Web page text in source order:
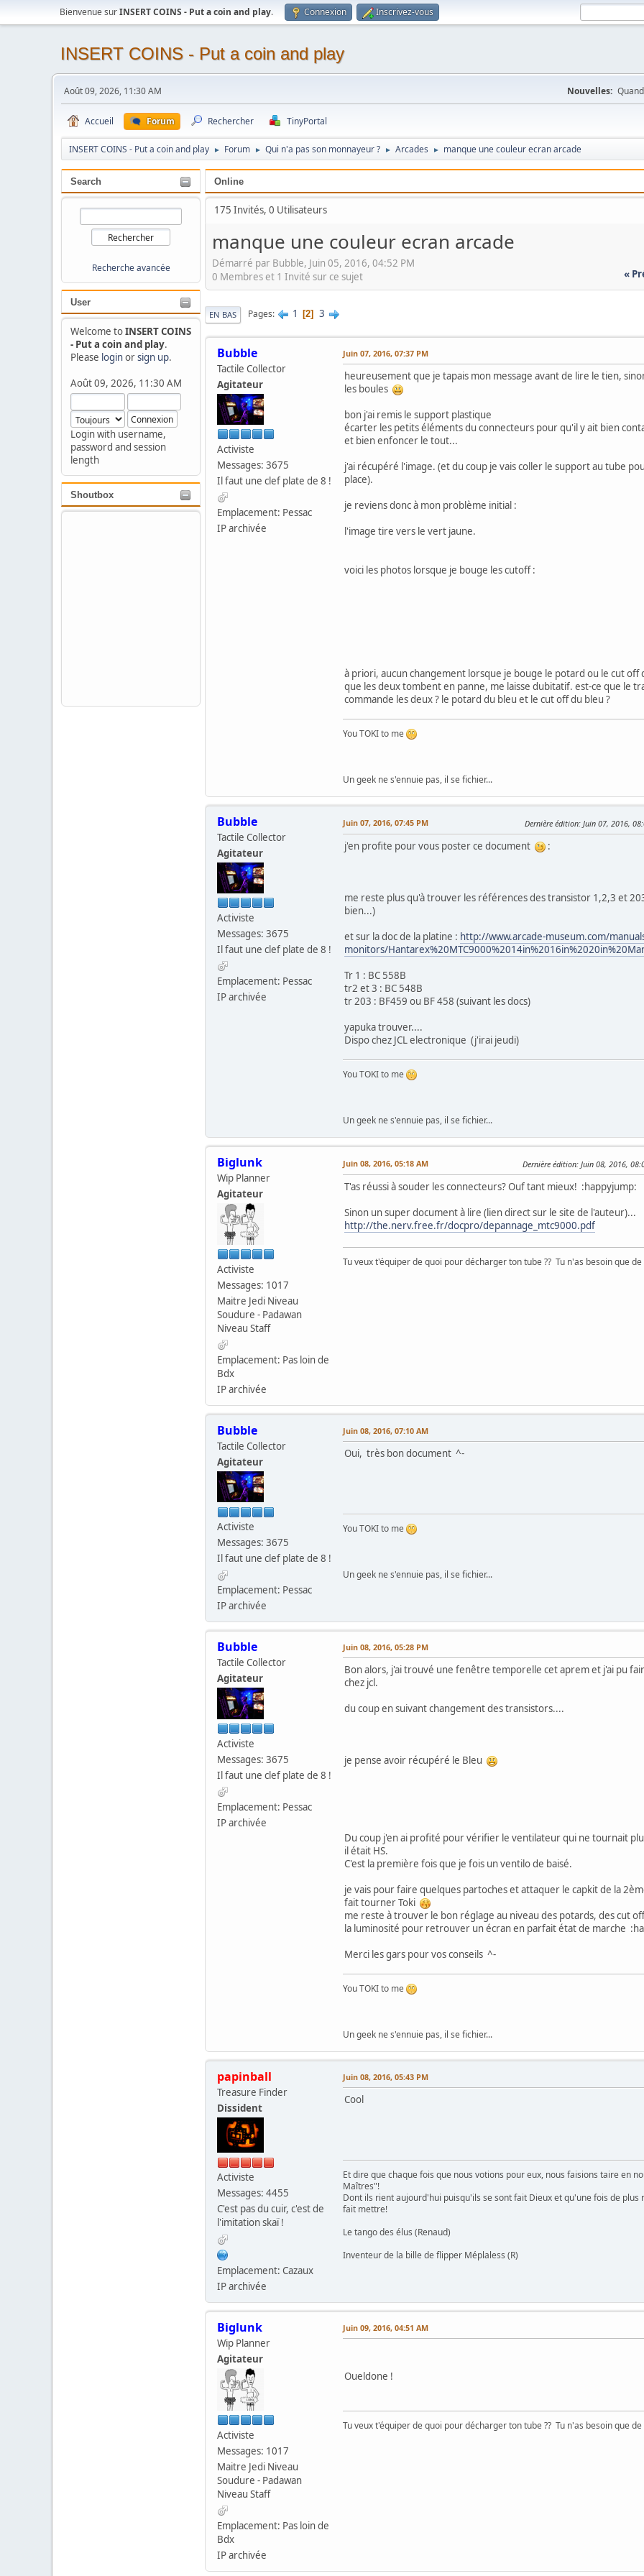
Bienvenue surINSERT COINS - Put a coin and play. Connexion Inscrivez-vous
INSERT COINS - Put a coin and play
Août 09, 2026, 11:30 AM Nouvelles:
Accueil Forum Rechercher TinyPortal
INSERT COINS - Put a coin and play ► Forum ► Qui n'a pas son monnayeur ? ► Arcades ► manque une couleur ecran arcade
Search
Recherche avancée
User
Welcome toINSERT COINS
- Put a coin and play.
Please loginorsign up.
Août 09, 2026, 11:30 AM
Login with username,
password and session
length
Shoutbox
Online
175 Invités, 0 Utilisateurs
manque une couleur ecran arcade
Démarré par Bubble, Juin 05, 2016, 04:52 PM
«
0 Membres et 1 Invité sur ce sujet
EN BAS Pages 1 2 3
Bubble
Tactile Collector
Agitateur
Activiste
Messages: 3675
Il faut une clef plate de 8 !
Emplacement: Pessac
IP archivée
Juin 07, 2016, 07:37 PM
heureusement que je tapais mon message avant de lire le tien,
les boules
bon j'ai remis le support plastique
écarter les petits éléments du connecteurs pour qu'il y ait bien
et bien enfoncer le tout...
j'ai récupéré l'image. (et du coup je vais coller le support au tube
place).
je reviens donc à mon problème initial :
l'image tire vers le vert jaune.
voici les photos lorsque je bouge les cutoff :
à priori, aucun changement lorsque je bouge le potard ou le cut off
que les deux tombent en panne, me laisse dubitatif. est-ce que le
commande les deux ? le potard du bleu et le cut off du bleu ?
You TOKI to me
Un geek ne s'ennuie pas, il se fichier...
Bubble
Tactile Collector
Agitateur
Activiste
Messages: 3675
Il faut une clef plate de 8 !
Emplacement: Pessac
IP archivée
Juin 07, 2016, 07:45 PM Dernière édition: Juin 07, 2016,
j'en profite pour vous poster ce document :
me reste plus qu'à trouver les références des transistor 1,2,3 et
bien...)
et sur la doc de la platine : http://www.arcade-museum.com/
monitors/
Tr 1 : BC 558B
tr2 et 3 : BC 548B
tr 203 : BF459 ou BF 458 (suivant les docs)
yapuka trouver....
Dispo chez JCL electronique (j'irai jeudi)
You TOKI to me
Un geek ne s'ennuie pas, il se fichier...
Biglunk
Wip Planner
Agitateur
Activiste
Messages: 1017
Maitre Jedi Niveau
Soudure - Padawan
Niveau Staff
Emplacement: Pas loin de
Bdx
IP archivée
Juin 08, 2016, 05:18 AM Dernière édition: Juin 08, 2016,
T'as réussi à souder les connecteurs? Ouf tant mieux! :happyjump:
Sinon un super document à lire (lien direct sur le site de l'auteur)...
http://the.nerv.free.fr/docpro/depannage_mtc9000.pdf
Tu veux t'équiper de quoi pour décharger ton tube ?? Tu n'as besoin que
Bubble
Tactile Collector
Agitateur
Activiste
Messages: 3675
Il faut une clef plate de 8 !
Emplacement: Pessac
IP archivée
Juin 08, 2016, 07:10 AM
Oui, très bon document ^-
You TOKI to me
Un geek ne s'ennuie pas, il se fichier...
Bubble
Tactile Collector
Agitateur
Activiste
Messages: 3675
Il faut une clef plate de 8 !
Emplacement: Pessac
IP archivée
Juin 08, 2016, 05:28 PM
Bon alors, j'ai trouvé une fenêtre temporelle cet aprem et j'ai pu
chez jcl.
du coup en suivant changement des transistors....
je pense avoir récupéré le Bleu
Du coup j'en ai profité pour vérifier le ventilateur qui ne tournait
il était HS.
C'est la première fois que je fois un ventilo de baisé.
je vais pour faire quelques partoches et attaquer le capkit de la
fait tourner Toki
me reste à trouver le bon réglage au niveau des potards, des cut
la luminosité pour retrouver un écran en parfait état de marche
Merci les gars pour vos conseils ^-
You TOKI to me
Un geek ne s'ennuie pas, il se fichier...
papinball
Treasure Finder
Dissident
Activiste
Messages: 4455
C'est pas du cuir, c'est de
l'imitation skaï !
Emplacement: Cazaux
IP archivée
Juin 08, 2016, 05:43 PM
Cool
Et dire que chaque fois que nous votions pour eux, nous faisions taire en
Maîtres"!
Dont ils rient aujourd'hui puisqu'ils se sont fait Dieux et qu'une fois de plus
fait mettre!
Le tango des élus (Renaud)
Inventeur de la bille de flipper Méplaless (R)
Biglunk
Wip Planner
Agitateur
Activiste
Messages: 1017
Maitre Jedi Niveau
Soudure - Padawan
Niveau Staff
Emplacement: Pas loin de
Bdx
IP archivée
Juin 09, 2016, 04:51 AM
Oueldone !
Tu veux t'équiper de quoi pour décharger ton tube ?? Tu n'as besoin que